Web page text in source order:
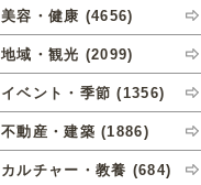
美容・健康 (4656)
地域・観光 (2099)
イベント・季節 (1356)
不動産・建築 (1886)
カルチャー・教養 (684)